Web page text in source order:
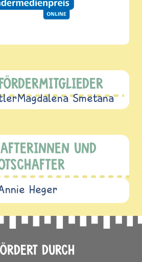
Magdalena Smetana
UND
Heger
DURCH